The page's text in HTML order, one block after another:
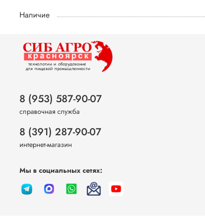
Наличие
8 (953) 587-90-07
справочная служба
8 (391) 287-90-07
интернет-магазин
Мы в социальных сетях: